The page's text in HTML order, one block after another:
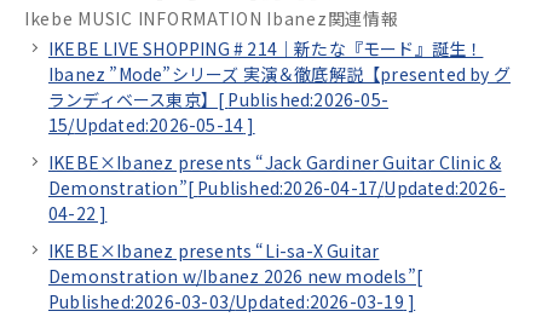
Ikebe MUSIC INFORMATION Ibanez関連情報
IKEBE LIVE SHOPPING # 214｜新たな『モード』誕生！
Ibanez ”Mode”シリーズ 実演＆徹底解説【presented by グ
ランディベース東京】[ Published:2026-05-
15/Updated:2026-05-14 ]
IKEBE×Ibanez presents “Jack Gardiner Guitar Clinic &
Demonstration”[ Published:2026-04-17/Updated:2026-
04-22 ]
IKEBE×Ibanez presents “Li-sa-X Guitar
Demonstration w/Ibanez 2026 new models”[
Published:2026-03-03/Updated:2026-03-19 ]